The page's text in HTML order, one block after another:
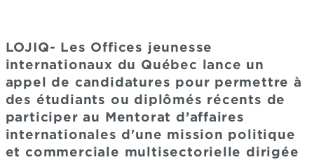
LOJIQ- Les Offices jeunesse
internationaux du Québec lance un
appel de candidatures pour permettre à
des étudiants ou diplômés récents de
participer au Mentorat d’affaires
internationales d'une mission politique
et commerciale multisectorielle dirigée